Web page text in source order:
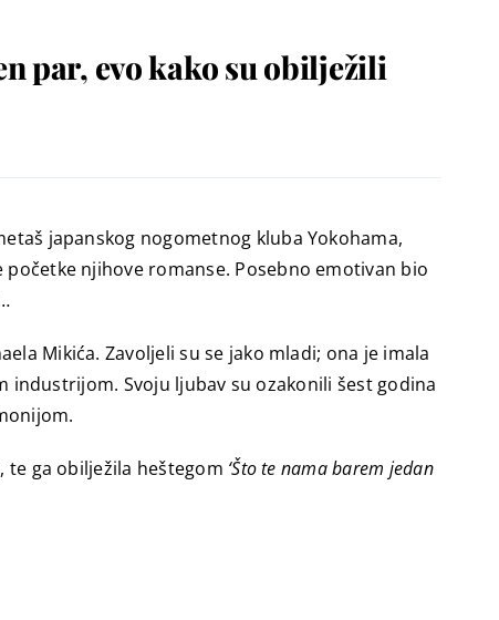
par, evo kako su obilježili
japanskog nogometnog kluba Yokohama,
njihove romanse. Posebno emotivan bio
Mikića. Zavoljeli su se jako mladi; ona je imala
Svoju ljubav su ozakonili šest godina
te ga obilježila heštegom ‘Što te nama barem jedan